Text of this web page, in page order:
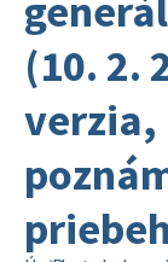
(10. 2.
verzia,